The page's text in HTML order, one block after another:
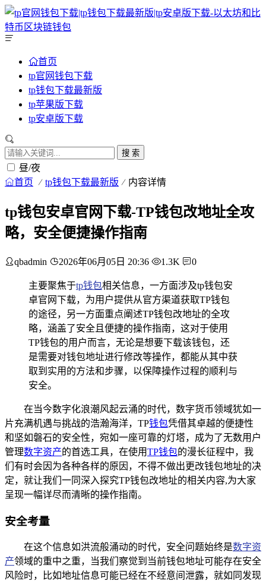
首页
tp官网钱包下载
tp钱包下载最新版
tp苹果版下载
tp安卓版下载
搜 索
昼/夜
首页 tp钱包下载最新版 内容详情
tp钱包安卓官网下载-TP钱包改地址全攻
略，安全便捷操作指南
qbadmin 2026年06月05日 20:36 1.3K 0
主要聚焦于tp钱包相关信息，一方面涉及tp钱包安
卓官网下载，为用户提供从官方渠道获取TP钱包
的途径，另一方面重点阐述TP钱包改地址的全攻
略，涵盖了安全且便捷的操作指南，这对于使用
TP钱包的用户而言，无论是想要下载该钱包，还
是需要对钱包地址进行修改等操作，都能从其中获
取到实用的方法和步骤，以保障操作过程的顺利与
安全。
在当今数字化浪潮风起云涌的时代，数字货币领域犹如一
片充满机遇与挑战的浩瀚海洋，TP钱包凭借其卓越的便捷性
和坚如磐石的安全性，宛如一座可靠的灯塔，成为了无数用户
管理数字资产的首选工具，在使用TP钱包的漫长征程中，我
们有时会因为各种各样的原因，不得不做出更改钱包地址的决
定，就让我们一同深入探究TP钱包改地址的相关内容,为大家
呈现一幅详尽而清晰的操作指南。
安全考量
在这个信息如洪流般涌动的时代，安全问题始终是数字资
产领域的重中之重，当我们察觉到当前钱包地址可能存在安全
风险时，比如地址信息可能已经在不经意间泄露，就如同发现